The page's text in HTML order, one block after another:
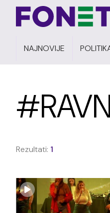
NAJNOVIJE
Rezultati: 1